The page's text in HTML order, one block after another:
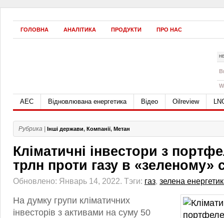
ГОЛОВНА АНАЛІТИКА ПРОДУКТИ ПРО НАС
АЕС Відновлювана енергетика Відео Oilreview
Рубрика | Інші держави, Компанії, Метан
Кліматичні інвестори з
трлн проти газу в «зеленому»
Обновлено: Январь 14, 2022. Тэги: газ, зелена
На думку групи кліматичних
інвесторів з активами на суму 50